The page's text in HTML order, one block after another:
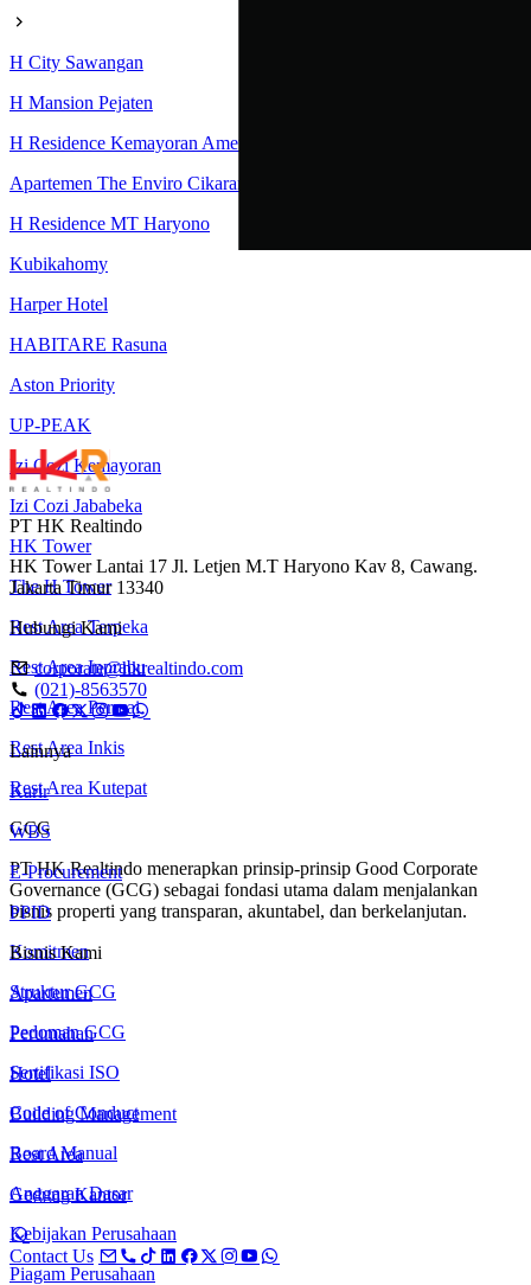
H City Sawangan
H Mansion Pejaten
H Residence Kemayoran Amethyst Tower
Apartemen The Enviro Cikarang
H Residence MT Haryono
Kubikahomy
Harper Hotel
HABITARE Rasuna
Aston Priority
UP-PEAK
Izi Cozi Kemayoran
Izi Cozi Jababeka
HK Tower
The H Tower
Rest Area Terpeka
Rest Area Inprabu
Rest Area Permai
Rest Area Inkis
Rest Area Kutepat
GCG
PT HK Realtindo menerapkan prinsip-prinsip Good Corporate
Governance (GCG) sebagai fondasi utama dalam menjalankan
bisnis properti yang transparan, akuntabel, dan berkelanjutan.
Komitmen
Struktur GCG
Pedoman GCG
Sertifikasi ISO
Code of Conduct
Board Manual
Anggaran Dasar
Kebijakan Perusahaan
Piagam Perusahaan
PT HK Realtindo
HK Tower Lantai 17 Jl. Letjen M.T Haryono Kav 8, Cawang.
Jakarta Timur 13340
Hubungi Kami
corporate@hkrealtindo.com
(021)-8563570
Lainnya
Karir
WBS
E-Procurement
PPID
Bisnis Kami
Apartemen
Perumahan
Hotel
Building Management
Rest Area
Gedung Kantor
Contact Us